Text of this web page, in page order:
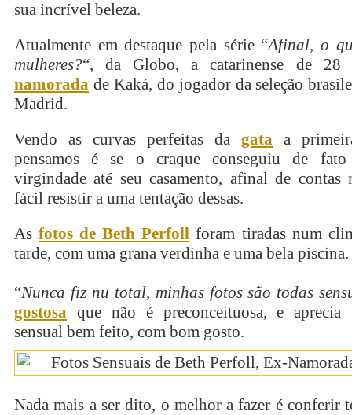
sua incrível beleza.
Atualmente em destaque pela série “Afinal, o
mulheres?“, da Globo, a catarinense de
namorada de Kaká, do jogador da seleção
Madrid.
Vendo as curvas perfeitas da gata a
pensamos é se o craque conseguiu de fato
virgindade até seu casamento, afinal de contas
fácil resistir a uma tentação dessas.
Asfotos de Beth Perfoll foram tiradas num
tarde, com uma grana verdinha e uma bela piscina.
“Nunca fiz nu total, minhas fotos são todas
gostosa que não é preconceituosa, e aprecia
sensual bem feito, com bom gosto.
Nada mais a ser dito, o melhor a fazer é conferir